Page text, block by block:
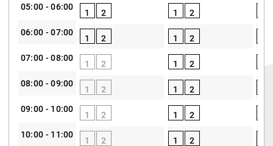
05:00 - 06:00
06:00 - 07:00
07:00 - 08:00
08:00 - 09:00
09:00 - 10:00
10:00 - 11:00
1 2 1 2
1 2 1 2
1 2 1 2
1 2 1 2
1 2 1 2
1 2 1 2